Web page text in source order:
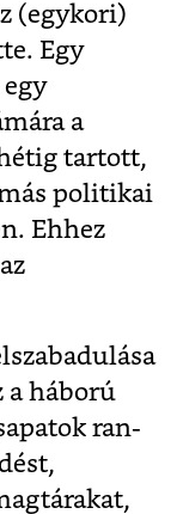
(egykori)
Egy
a
tartott,
politikai
Ehhez
a háború
ran-